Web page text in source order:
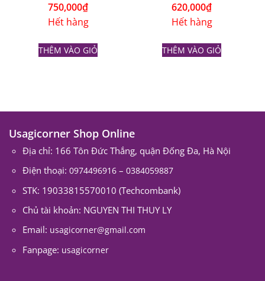
750,000₫
Hết hàng
THÊM VÀO GIỎ
620,000₫
Hết hàng
THÊM VÀO GIỎ
Usagicorner Shop Online
Địa chỉ: 166 Tôn Đức Thắng, quận Đống Đa, Hà Nội
Điện thoại: 0974496916 – 0384059887
STK: 19033815570010 (Techcombank)
Chủ tài khoản: NGUYEN THI THUY LY
Email: usagicorner@gmail.com
Fanpage: usagicorner